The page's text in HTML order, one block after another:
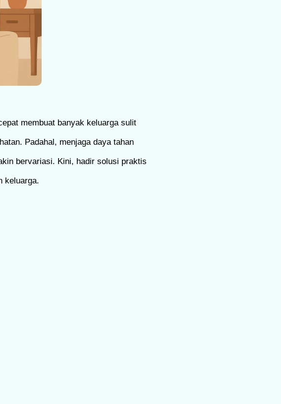
membuat banyak keluarga sulit
Padahal, menjaga daya tahan
bervariasi. Kini, hadir solusi praktis
keluarga.